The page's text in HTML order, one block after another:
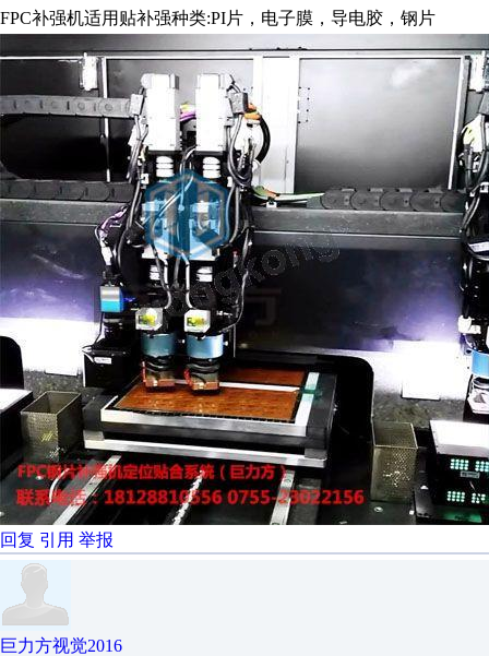
FPC补强机适用贴补强种类:PI片，电子膜，导电胶，钢片
回复 引用 举报
巨力方视觉2016